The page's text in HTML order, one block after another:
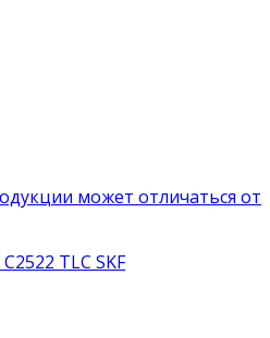
TLC SKF